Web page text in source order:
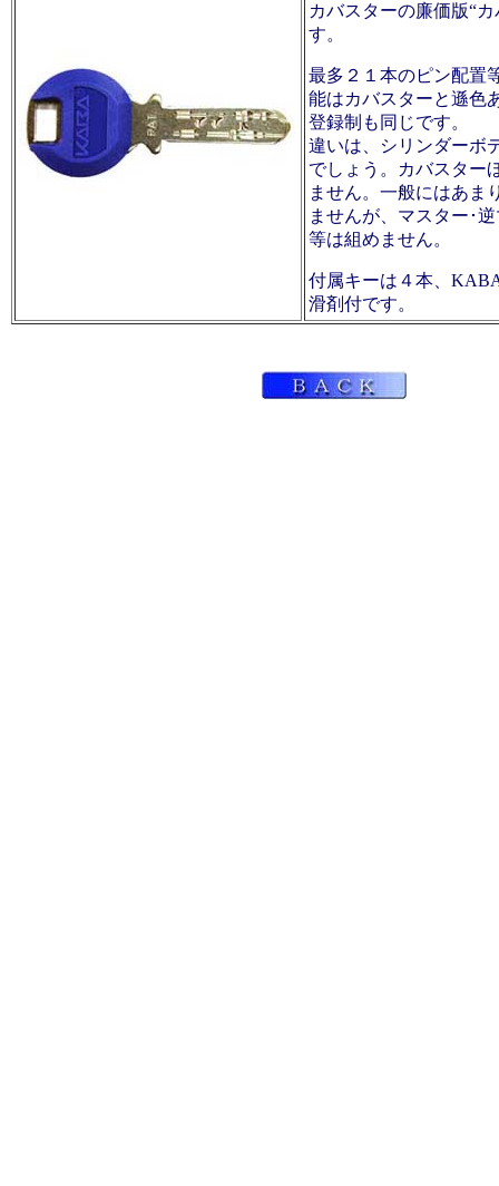
カバスターの廉価版“
す。
最多２１本のピン配置
能はカバスターと遜色
登録制も同じです。
違いは、シリンダーボ
でしょう。カバスター
ません。一般にはあま
ませんが、マスター･
等は組めません。
付属キーは４本、
滑剤付です。